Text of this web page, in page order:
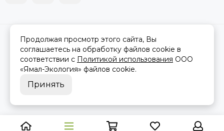
2026 © АРМА-72 - военное снаряжение и экипировка оптом и в
розницу.Карта сайта
Продолжая просмотр этого сайта, Вы
соглашаетесь на обработку файлов cookie в
соответствии с Политикой использования ООО
«Ямал-Экология» файлов cookie.
Принять